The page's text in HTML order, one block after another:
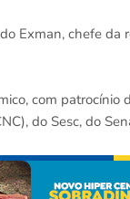
Exman, chefe da
com patrocínio
do Sesc, do